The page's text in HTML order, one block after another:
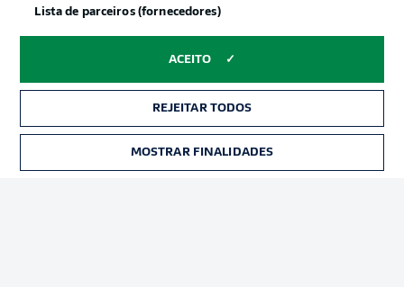
Gerir preferências Aviso de privacidade
Termos de uso Trabalhe conosco
Lista de parceiros (fornecedores)
ACEITO
REJEITAR TODOS
MOSTRAR FINALIDADES